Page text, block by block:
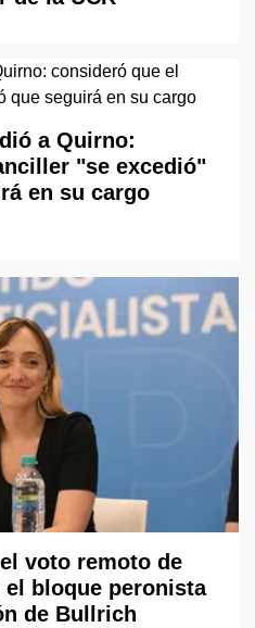
a Quirno:
"se excedió"
en su cargo
voto remoto de
el bloque peronista
de Bullrich